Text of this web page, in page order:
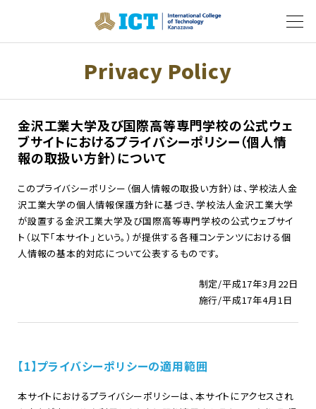
Privacy Policy
金沢工業大学及び国際高等専門学校の公式ウェ
ブサイトにおけるプライバシーポリシー（個人情
報の取扱い方針）について
このプライバシーポリシー（個人情報の取扱い方針）は、学校法人金
沢工業大学の個人情報保護方針に基づき、学校法人金沢工業大学
が設置する金沢工業大学及び国際高等専門学校の公式ウェブサイ
ト（以下「本サイト」という。）が提供する各種コンテンツにおける個
人情報の基本的対応について公表するものです。
制定/平成17年3月22日
施行/平成17年4月1日
【1】プライバシーポリシーの適用範囲
本サイトにおけるプライバシーポリシーは、本サイトにアクセスされ